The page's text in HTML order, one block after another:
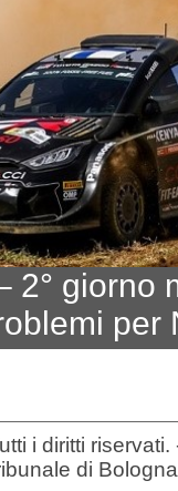
2° giorno
per
i diritti
di Bologna